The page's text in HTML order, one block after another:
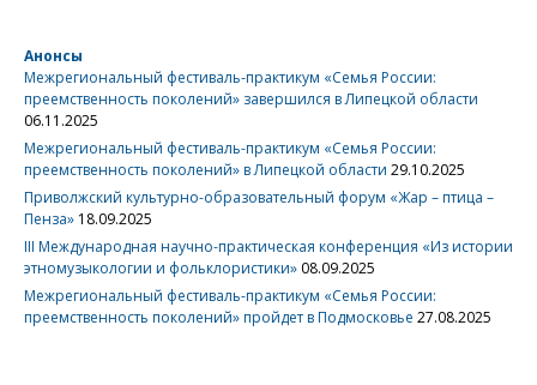
Анонсы
Межрегиональный фестиваль-практикум «Семья России:
преемственность поколений» завершился в Липецкой области
06.11.2025
Межрегиональный фестиваль-практикум «Семья России:
преемственность поколений» в Липецкой области 29.10.2025
Приволжский культурно-образовательный форум «Жар – птица –
Пенза» 18.09.2025
III Международная научно-практическая конференция «Из истории
этномузыкологии и фольклористики» 08.09.2025
Межрегиональный фестиваль-практикум «Семья России:
преемственность поколений» пройдет в Подмосковье 27.08.2025